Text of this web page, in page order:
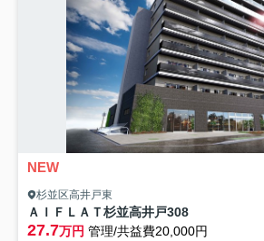
NEW
杉並区高井戸東
ＡＩＦＬＡＴ杉並高井戸308
27.7万円 管理/共益費20,000円